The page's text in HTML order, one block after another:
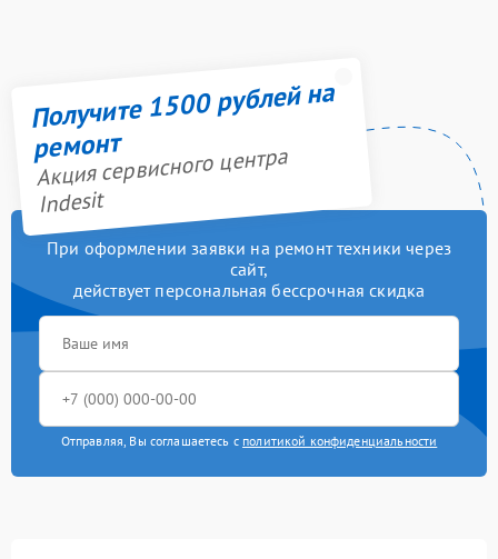
Получите 1500 рублей на
ремонт
Акция сервисного центра
Indesit
При оформлении заявки на ремонт техники через
сайт,
действует персональная бессрочная скидка
Отправляя, Вы соглашаетесь с политикой конфиденциальности